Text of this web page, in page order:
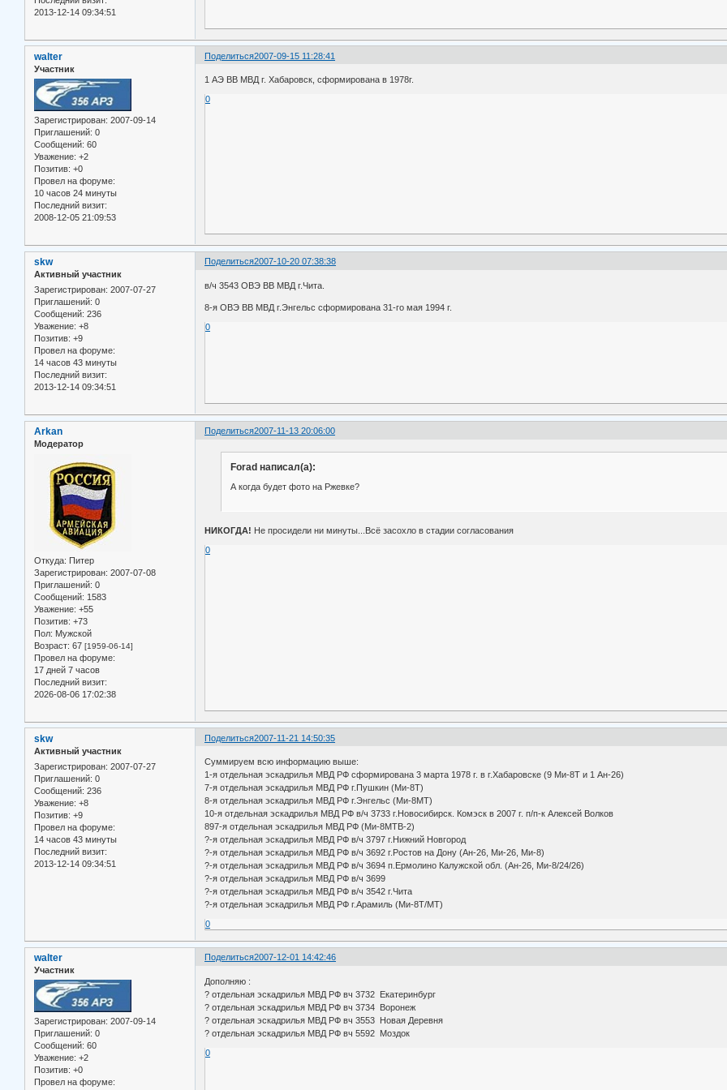
2013-12-14 09:34:51
Поделиться2007-09-15 11:28:41
walter
Участник
Зарегистрирован: 2007-09-14
Приглашений: 0
Сообщений: 60
Уважение: +2
Позитив: +0
Провел на форуме:
10 часов 24 минуты
Последний визит:
2008-12-05 21:09:53
1 АЭ ВВ МВД г. Хабаровск, сформирована в 1978г.
0
Поделиться2007-10-20 07:38:38
skw
Активный участник
Зарегистрирован: 2007-07-27
Приглашений: 0
Сообщений: 236
Уважение: +8
Позитив: +9
Провел на форуме:
14 часов 43 минуты
Последний визит:
2013-12-14 09:34:51
в/ч 3543 ОВЭ ВВ МВД г.Чита.
8-я ОВЭ ВВ МВД г.Энгельс сформирована 31-го мая 1994 г.
0
Поделиться2007-11-13 20:06:00
Arkan
Модератор
Откуда: Питер
Зарегистрирован: 2007-07-08
Приглашений: 0
Сообщений: 1583
Уважение: +55
Позитив: +73
Пол: Мужской
Возраст: 67 [1959-06-14]
Провел на форуме:
17 дней 7 часов
Последний визит:
2026-08-06 17:02:38
Forad написал(а):
А когда будет фото на Ржевке?
НИКОГДА! Не просидели ни минуты...Всё засохло в стадии согласования
0
Поделиться2007-11-21 14:50:35
skw
Активный участник
Зарегистрирован: 2007-07-27
Приглашений: 0
Сообщений: 236
Уважение: +8
Позитив: +9
Провел на форуме:
14 часов 43 минуты
Последний визит:
2013-12-14 09:34:51
Суммируем всю информацию выше:
1-я отдельная эскадрилья МВД РФ сформирована 3 марта 1978 г. в г.Хабаровске (9 Ми-8Т и 1 Ан-26)
7-я отдельная эскадрилья МВД РФ г.Пушкин (Ми-8Т)
8-я отдельная эскадрилья МВД РФ г.Энгельс (Ми-8МТ)
10-я отдельная эскадрилья МВД РФ в/ч 3733 г.Новосибирск. Комэск в 2007 г. п/п-к Алексей Волков
897-я отдельная эскадрилья МВД РФ (Ми-8МТВ-2)
?-я отдельная эскадрилья МВД РФ в/ч 3797 г.Нижний Новгород
?-я отдельная эскадрилья МВД РФ в/ч 3692 г.Ростов на Дону (Ан-26, Ми-26, Ми-8)
?-я отдельная эскадрилья МВД РФ в/ч 3694 п.Ермолино Калужской обл. (Ан-26, Ми-8/24/26)
?-я отдельная эскадрилья МВД РФ в/ч 3699
?-я отдельная эскадрилья МВД РФ в/ч 3542 г.Чита
?-я отдельная эскадрилья МВД РФ г.Арамиль (Ми-8Т/МТ)
0
Поделиться2007-12-01 14:42:46
walter
Участник
Зарегистрирован: 2007-09-14
Приглашений: 0
Сообщений: 60
Уважение: +2
Позитив: +0
Провел на форуме:
Дополняю :
? отдельная эскадрилья МВД РФ вч 3732 Екатеринбург
? отдельная эскадрилья МВД РФ вч 3734 Воронеж
? отдельная эскадрилья МВД РФ вч 3553 Новая Деревня
? отдельная эскадрилья МВД РФ вч 5592 Моздок
0